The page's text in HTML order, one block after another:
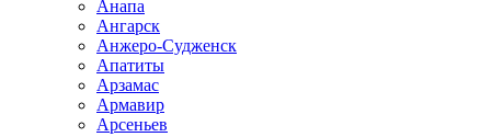
Анапа
Ангарск
Анжеро-Судженск
Апатиты
Арзамас
Армавир
Арсеньев